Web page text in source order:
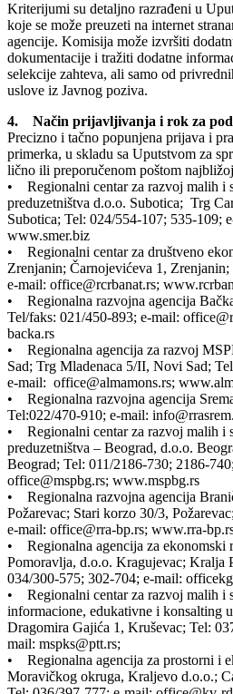
Kriterijumi su detaljno razrađeni u
koje se može preuzeti na internet
agencije. Komisija može izvršiti
dokumentacije i tražiti dodatne
selekcije zahteva, ali samo od
uslove iz Javnog poziva.
4. Način prijavljivanja i rok za
Precizno i tačno popunjena prijava i
primerka, u skladu sa Uputstvom za
lično ili preporučenom poštom
• Regionalni centar za razvoj malih i
preduzetništva d.o.o. Subotica; Trg
Subotica; Tel: 024/554-107; 535-109;
www.smer.biz
• Regionalni centar za društveno
Zrenjanin; Čarnojevićeva 1,
e-mail: office@rcrbanat.rs;
• Regionalna razvojna agencija
Tel/faks: 021/450-893; e-mail:
backa.rs
• Regionalna agencija za razvoj
Sad; Trg Mladenaca 5/II, Novi Sad;
e-mail: office@almamons.rs;
• Regionalna razvojna agencija
Tel:022/470-910; e-mail:
• Regionalni centar za razvoj malih i
preduzetništva – Beograd, d.o.o.
Beograd; Tel: 011/2186-730; 2186-
office@mspbg.rs; www.mspbg.rs
• Regionalna razvojna agencija
Požarevac; Stari korzo 30/3,
e-mail: office@rra-bp.rs; www.rra-
• Regionalna agencija za ekonomski
Pomoravlja, d.o.o. Kragujevac; Kralja
034/300-575; 302-704; e-mail:
• Regionalni centar za razvoj malih i
informacione, edukativne i konsalting
Dragomira Gajića 1, Kruševac; Tel:
mail: mspks@ptt.rs;
• Regionalna agencija za prostorni i
Moravičkog okruga, Kraljevo d.o.o.;